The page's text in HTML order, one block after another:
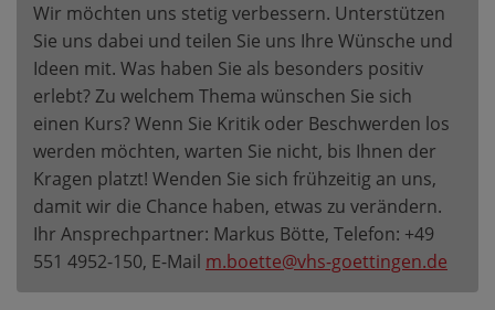
Wir möchten uns stetig verbessern. Unterstützen
Sie uns dabei und teilen Sie uns Ihre Wünsche und
Ideen mit. Was haben Sie als besonders positiv
erlebt? Zu welchem Thema wünschen Sie sich
einen Kurs? Wenn Sie Kritik oder Beschwerden los
werden möchten, warten Sie nicht, bis Ihnen der
Kragen platzt! Wenden Sie sich frühzeitig an uns,
damit wir die Chance haben, etwas zu verändern.
Ihr Ansprechpartner: Markus Bötte, Telefon: +49
551 4952-150, E-Mail m.boette@vhs-goettingen.de